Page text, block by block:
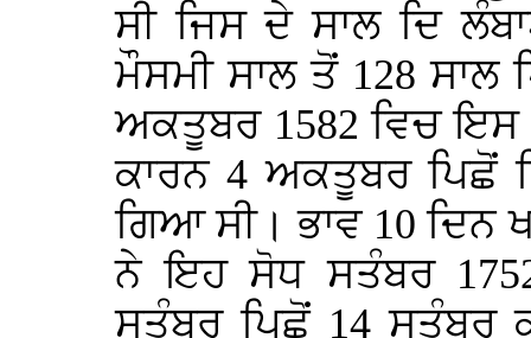
ਸੀ ਜਿਸ ਦੇ ਸਾਲ ਦਿ
ਮੌਸਮੀ ਸਾਲ ਤੋਂ 128
ਅਕਤੂਬਰ 1582 ਵਿਚ
ਕਾਰਨ 4 ਅਕਤੂਬਰ ਪਿਛੋਂ
ਗਿਆ ਸੀ। ਭਾਵ 10
ਨੇ ਇਹ ਸੋਧ ਸਤੰਬਰ
ਸਤੰਬਰ ਪਿਛੋਂ 14 ਸਤੰਬਰ